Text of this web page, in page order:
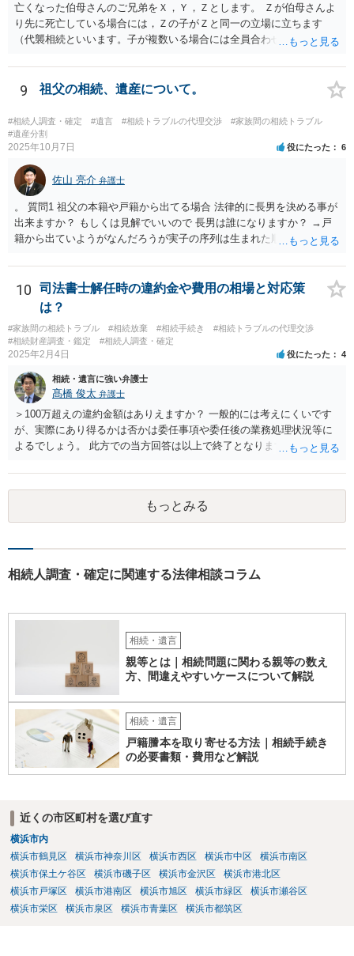
亡くなった伯母さんのご兄弟をＸ，Ｙ，Ｚとします。 Ｚが伯母さんよ
り先に死亡している場合には，Ｚの子がＺと同一の立場に立ちます
（代襲相続といいます。子が複数いる場合には全員合わせてＺと同一
つの相続分を有していますので， そのことを前提として，遺産分割協
議をすることになります（必ずしも３分の１ずつにしなくても，合意
ができれば構いません。）。 今後の対応としては， ①伯母さんの相続
財産（遺産）の全容を整理する（預貯金，有価証券，不動産等の有無
を調べることになります。） ②相続財産に照らし，相続税の申告の準
備をする（税理士の先生にご相談ください。） ③遺産分割協議をする
（ご本人同士で行っても構いませんし，弁護士に相談することもよろ
しいと思います。） ことになります。
9 祖父の相続、遺産について。
#相続人調査・確定 #遺言 #相続トラブルの代理交渉
#家族間の相続トラブル
#遺産分割
2025年10月7日 役にたった 6
佐山 亮介 弁護士
。 質問1 祖父の本籍や戸籍から出てる場合 法律的に長男を決める事が
出来ますか？ もしくは見解でいいので 長男は誰になりますか？ →戸
籍から出ていようがなんだろうが実子の序列は生まれた順ですから、
書が腹違いの長男に向けてある場合 書かれてる内容が最優先にされる
のですか？ →遺書というのが、法律上の遺言の形式を守っている限り
はそのとおりです。 質問3 父が腹違いの長男に法律的に優位になれそ
うな事はありますか？ →遺言が有効な場合、優位に立つことはできま
せんが、お祖父様が認知症であるなどの「遺言が作れないはずの事
情」があるならば①遺言無効確認の訴えを起こすのは一つの手です。
問4 相続トラブルの代理交渉は可能でしょうか。 →一般論としては可
能ですが、お伺いする内容ですとお祖父様が亡くなられた後に動くこ
とになるでしょう。
10
司法書士解任時の違約金や費用の相場と対応策
は？
#家族間の相続トラブル #相続放棄 #相続手続き
#相続トラブルの代理交渉
#相続財産調査・鑑定
#相続人調査・確定
2025年2月4日 役にたった 4
相続・遺言に強い弁護士
髙橋 俊太 弁護士
＞100万超えの違約金額はありえますか？ 一般的には考えにくいです
が、実際にあり得るかは否かは委任事項や委任後の業務処理状況等に
よるでしょう。 此方での当方回答は以上で終了となりますが、参考に
もっとみる
相続人調査・確定に関連する法律相談コラム
相続・遺言
親等とは｜相続問題に関わる親等の数え
方、間違えやすいケースについて解説
相続・遺言
戸籍謄本を取り寄せる方法｜相続手続き
の必要書類・費用など解説
近くの市区町村を選び直す
横浜市内
横浜市鶴見区
横浜市神奈川区 横浜市西区 横浜市中区
横浜市南区
横浜市保土ケ谷区
横浜市磯子区 横浜市金沢区
横浜市港北区
横浜市戸塚区
横浜市港南区 横浜市旭区 横浜市緑区
横浜市瀬谷区
横浜市栄区
横浜市泉区 横浜市青葉区 横浜市都筑区